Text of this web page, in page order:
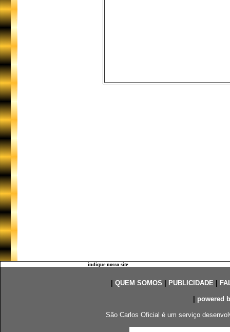
indique nosso site
QUEM SOMOS PUBLICIDADE|
powered
São Carlos Oficial é um serviço